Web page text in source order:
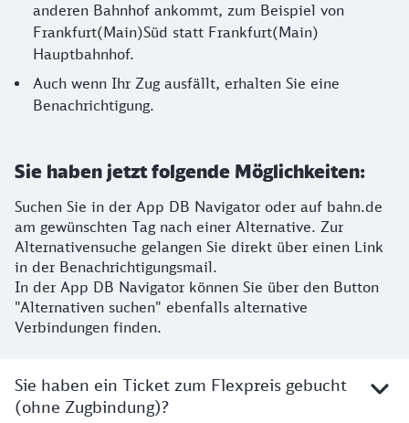
anderen Bahnhof ankommt, zum Beispiel von
Frankfurt(Main)Süd statt Frankfurt(Main)
Hauptbahnhof.
Auch wenn Ihr Zug ausfällt, erhalten Sie eine
Benachrichtigung.
Sie haben jetzt folgende Möglichkeiten:
Suchen Sie in der App DB Navigator oder auf bahn.de
am gewünschten Tag nach einer Alternative. Zur
Alternativensuche gelangen Sie direkt über einen Link
in der Benachrichtigungsmail.
In der App DB Navigator können Sie über den Button
"Alternativen suchen" ebenfalls alternative
Verbindungen finden.
Sie haben ein Ticket zum Flexpreis gebucht
(ohne Zugbindung)?